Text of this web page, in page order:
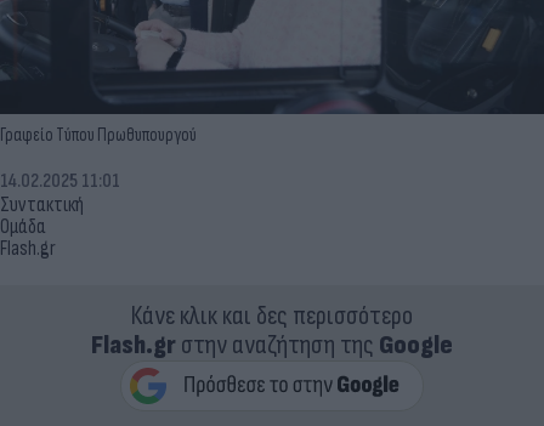
Γραφείο Τύπου Πρωθυπουργού
Συντακτική
Ομάδα
Flash.gr
14.02.2025 11:01
Κάνε κλικ και δες περισσότερο
Flash.grστην αναζήτηση της Google